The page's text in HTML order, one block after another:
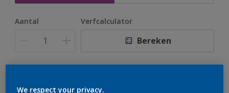
Aantal Verfcalculator
Bereken
te bestellen. Houd de website in de gaten, we werken
We respect your privacy.